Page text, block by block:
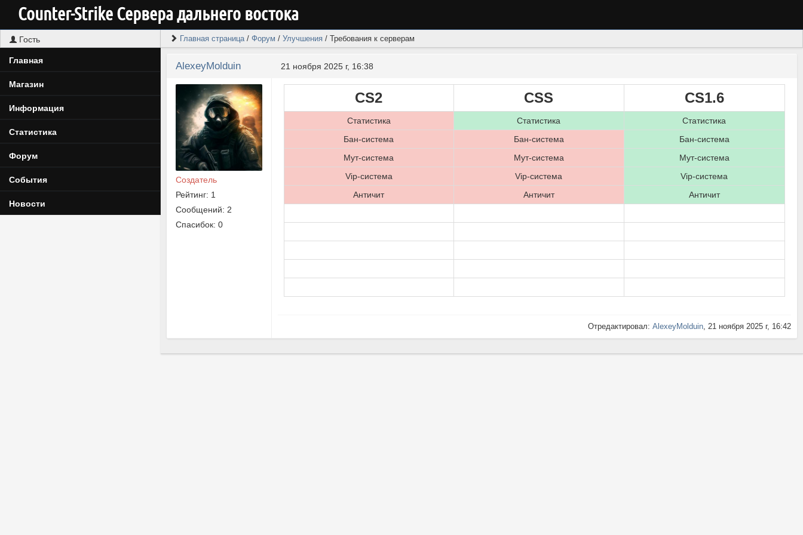
Counter-Strike Cервера дальнего востока
Гость
Главная
Магазин
Информация
Статистика
Форум
События
Новости
Главная страница/ Форум / Улучшения/ Требования к серверам
AlexeyMolduin 21 ноября 2025 г, 16:38
Создатель
Рейтинг: 1
Сообщений: 2
Спасибок: 0
CS2 CSS CS1.6
Статистика Статистика
Статистика
Бан-система
Бан-система
Бан-система
Мут-система
Мут-система
Мут-система
Vip-система
Vip-система
Vip-система
Античит
Античит Античит
Отредактировал: AlexeyMolduin, 21 ноября 2025 г, 16:42